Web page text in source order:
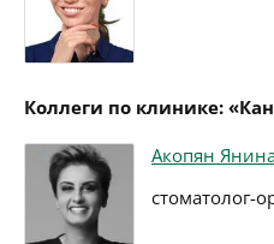
Коллеги по клинике:
Акопян
стоматолог-